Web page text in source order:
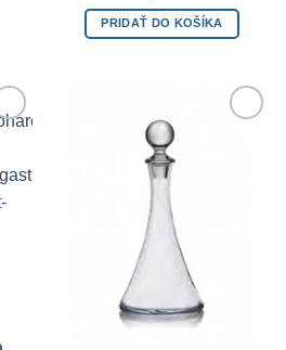
PRIDAŤ DO KOŠÍKA